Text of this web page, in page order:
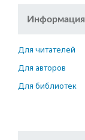
Информация
Для читателей
Для авторов
Для библиотек